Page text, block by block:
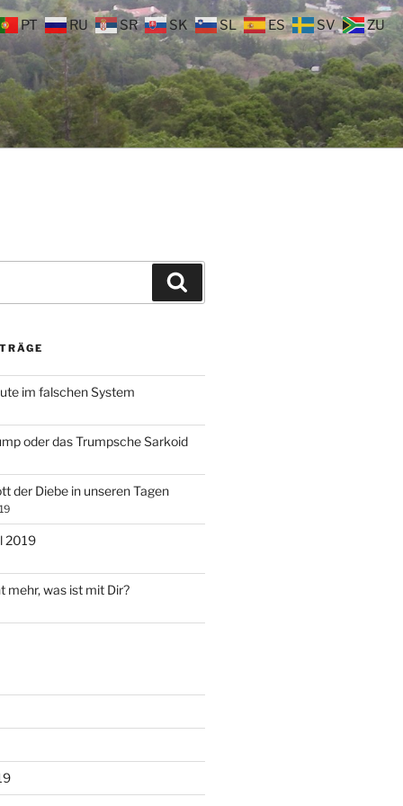
im falschen System
oder das Trumpsche Sarkoid
der Diebe in unseren Tagen
2019
mehr, was ist mit Dir?
PT RU SR SK SL ES SV ZU